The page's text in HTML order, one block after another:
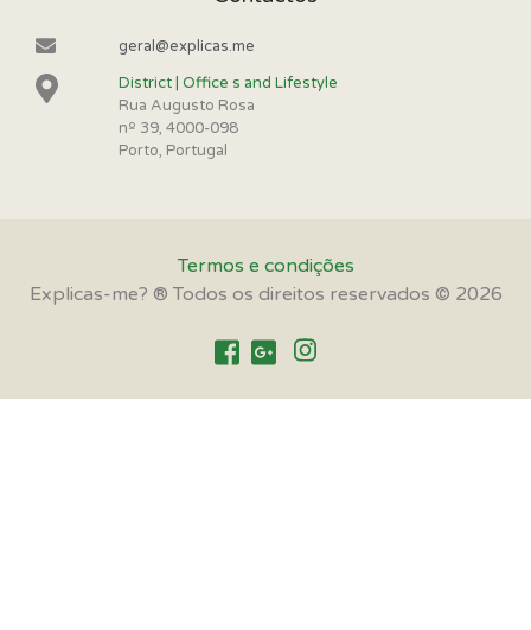
geral@explicas.me
District | Office s and Lifestyle
Rua Augusto Rosa
nº 39, 4000-098
Porto, Portugal
Termos e condições
Explicas-me? ® Todos os direitos reservados © 2026